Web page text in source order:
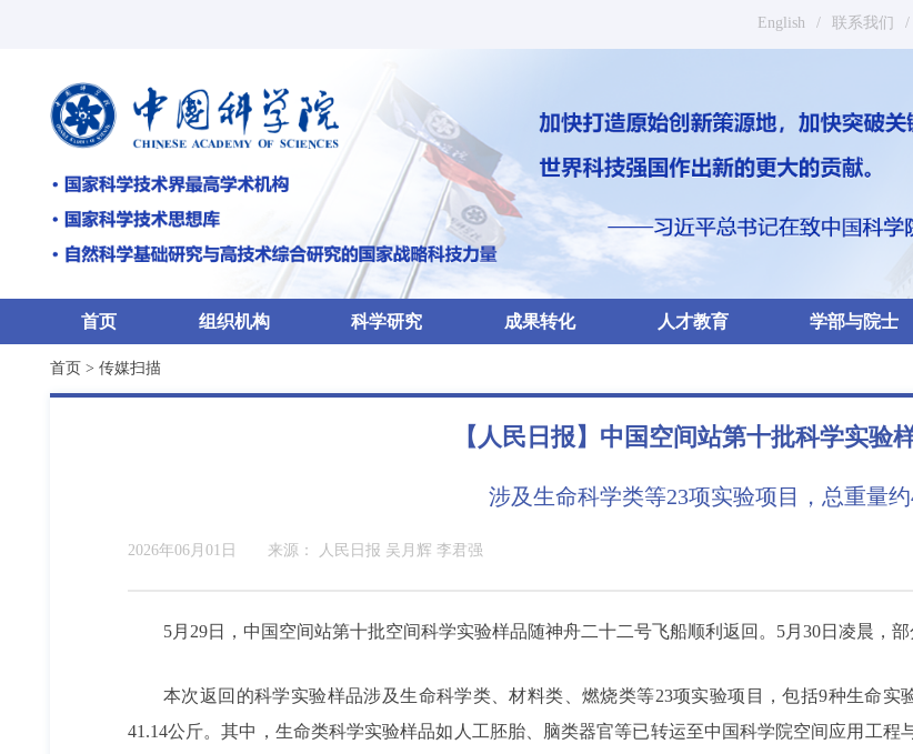
English / 联系我们 /
首页 组织机构 科学研究 成果转化 人才教育 学部与院士
首页 > 传媒扫描
【人民日报】中国空间站第十批科学实验
涉及生命科学类等23项实验项目，总重量约
2026年06月01日 来源： 人民日报 吴月辉 李君强
5月29日，中国空间站第十批空间科学实验样品随神舟二十二号飞船顺利返回。5月30日凌晨，
本次返回的科学实验样品涉及生命科学类、材料类、燃烧类等23项实验项目，包括9种生命
41.14公斤。其中，生命类科学实验样品如人工胚胎、脑类器官等已转运至中国科学院空间应用工